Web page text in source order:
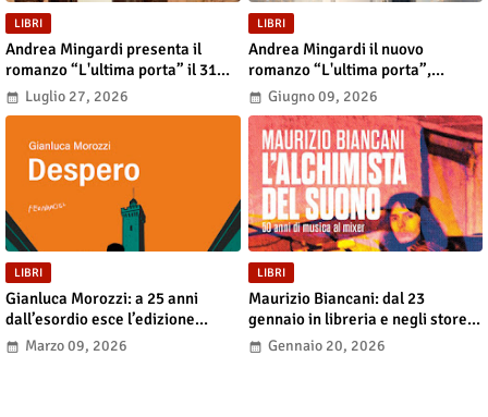
LIBRI
Andrea Mingardi presenta il
romanzo “L'ultima porta” il 31
luglio alla Fiera di San Lazzaro
Luglio 27, 2026
LIBRI
Andrea Mingardi il nuovo
romanzo “L'ultima porta”,
disponibile in libreria e negli
store digitali
Giugno 09, 2026
LIBRI
Gianluca Morozzi: a 25 anni
dall’esordio esce l’edizione
definitiva di “Despero”, dal 13
Marzo 09, 2026
LIBRI
Maurizio Biancani: dal 23
gennaio in libreria e negli store
digitali “L’alchimista del suono.
Gennaio 20, 2026